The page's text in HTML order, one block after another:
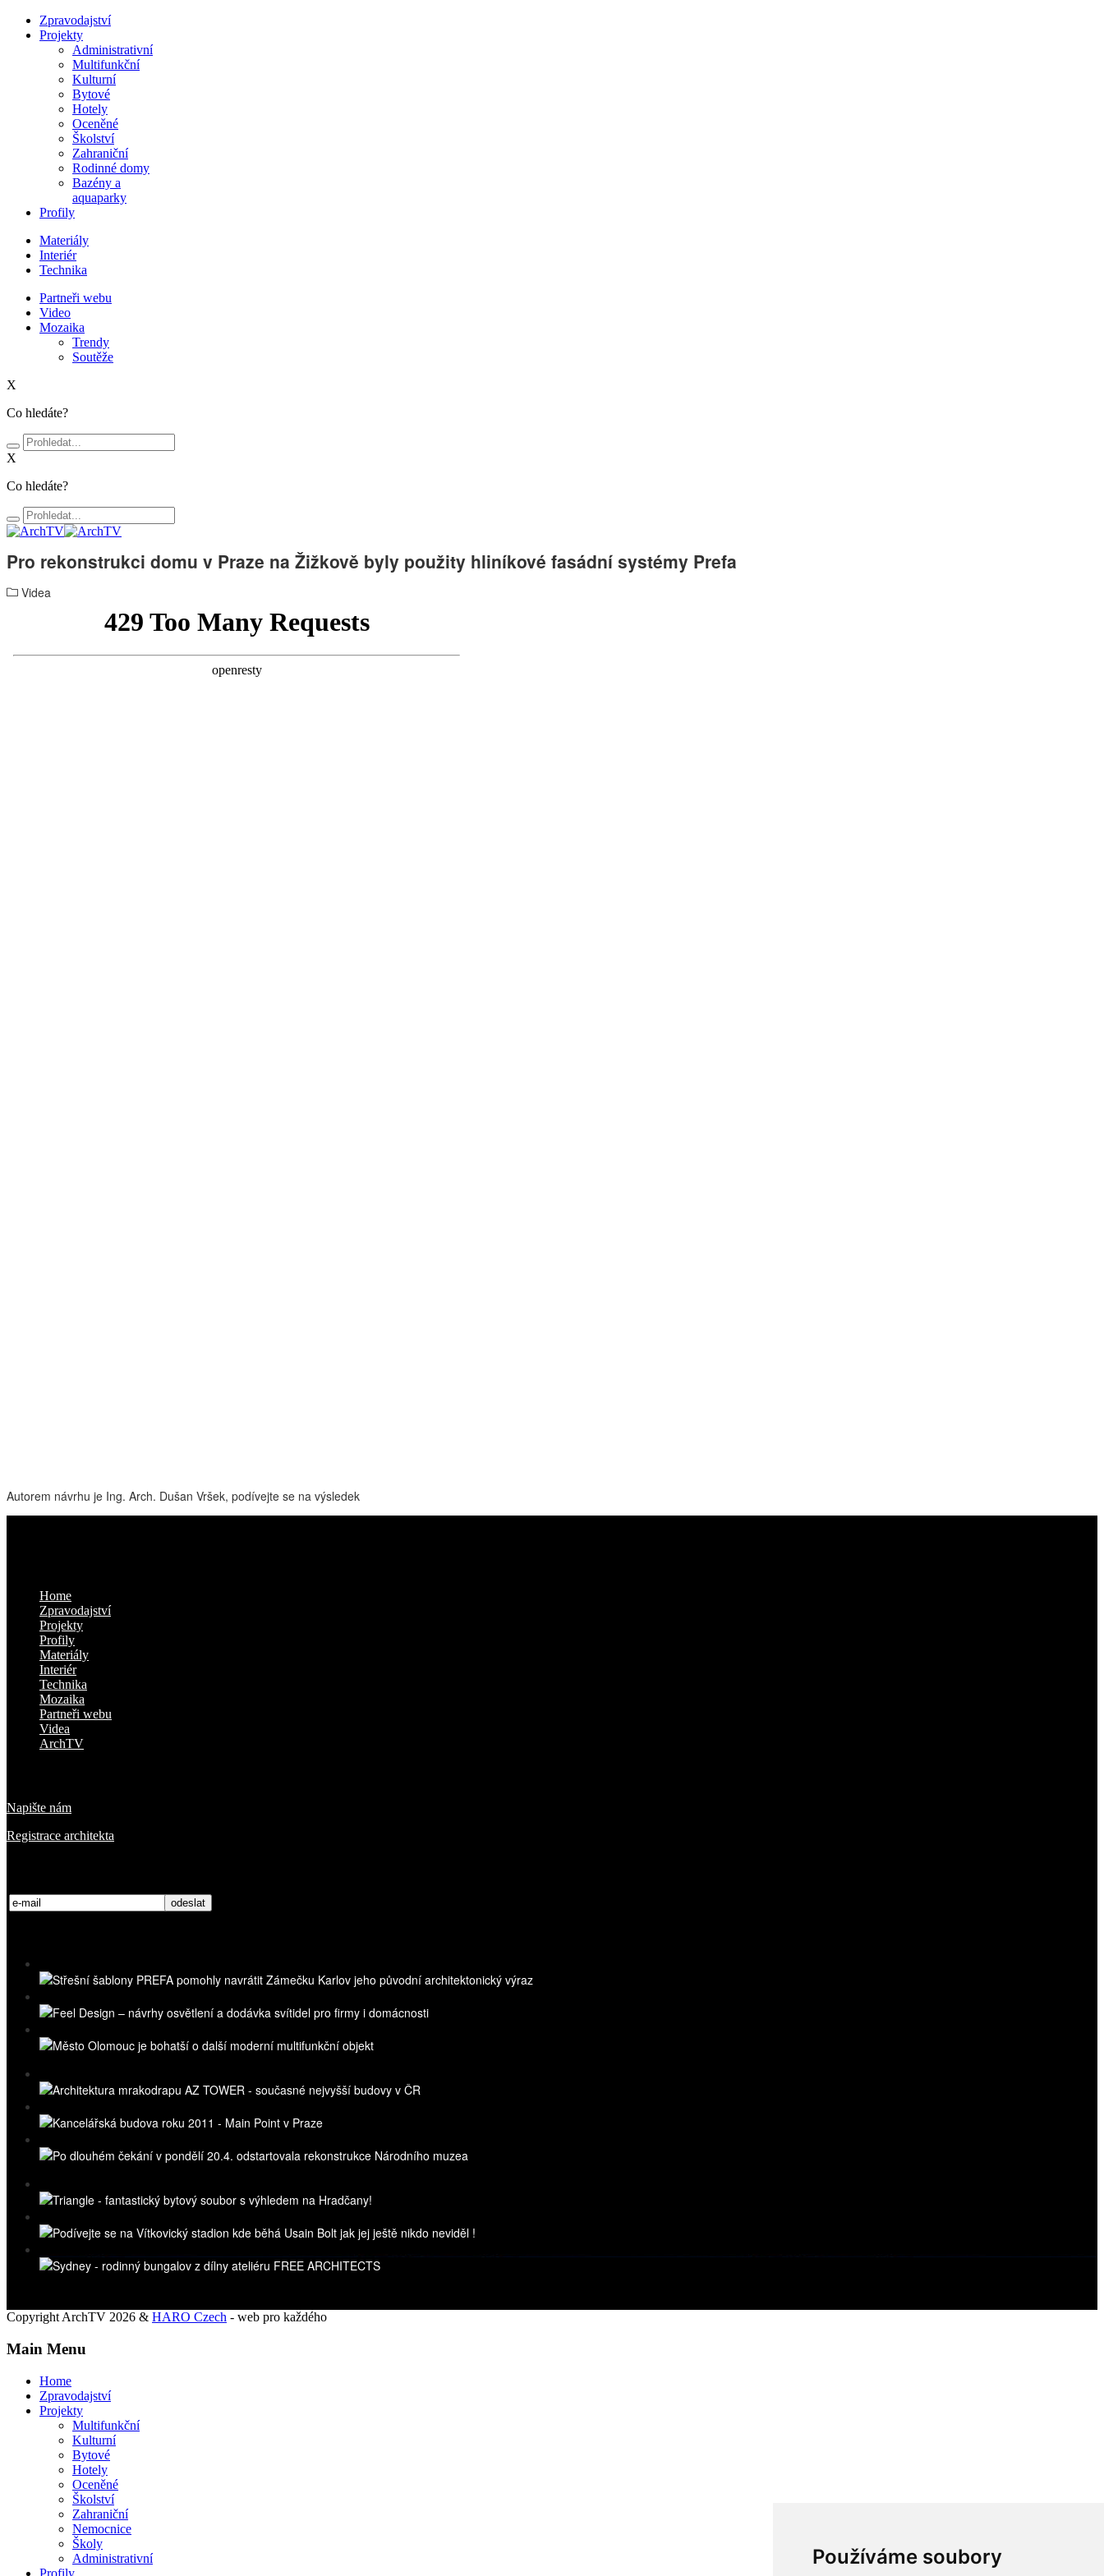
Používáme soubory
Zpravodajství
Projekty
Administrativní
Multifunkční
Kulturní
Bytové
Hotely
Oceněné
Školství
Zahraniční
Rodinné domy
Bazény a
aquaparky
Profily
Materiály
Interiér
Technika
Partneři webu
Video
Mozaika
Trendy
Soutěže
X
Co hledáte?
X
Co hledáte?
Pro rekonstrukci domu v Praze na Žižkově byly použity hliníkové fasádní systémy Prefa
Videa
Autorem návrhu je Ing. Arch. Dušan Vršek, podívejte se na výsledek
Home
Zpravodajství
Projekty
Profily
Materiály
Interiér
Technika
Mozaika
Partneři webu
Videa
ArchTV
Napište nám
Registrace architekta
Copyright ArchTV 2026 & HARO Czech - web pro každého
Main Menu
Home
Zpravodajství
Projekty
Multifunkční
Kulturní
Bytové
Hotely
Oceněné
Školství
Zahraniční
Nemocnice
Školy
Administrativní
Profily